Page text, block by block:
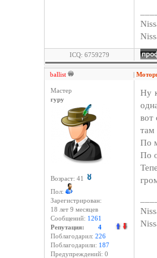
ICQ: 6759279
ballist |
Мастер
гуру
Возраст: 41
Пол:
Зарегистрирован:
18 лет 9 месяцев
Сообщений: 1261
Репутация: 4
Поблагодарил: 226
Поблагодарили: 187
Предупреждений: 0
Ну
вот
там
По
По